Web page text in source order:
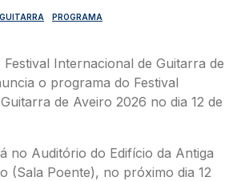
GUITARRA
PROGRAMA
Internacional de Guitarra de
o programa do Festival
de Aveiro 2026 no dia 12 de
no Auditório do Edifício da Antiga
(Sala Poente), no próximo dia 12